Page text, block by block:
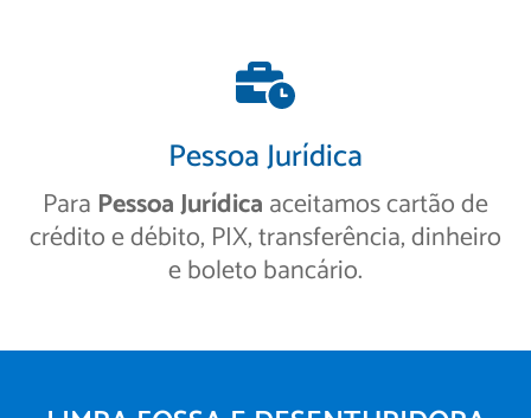
Pessoa Jurídica
Para Pessoa Jurídicaaceitamos cartão de
crédito e débito, PIX, transferência, dinheiro
e boleto bancário.